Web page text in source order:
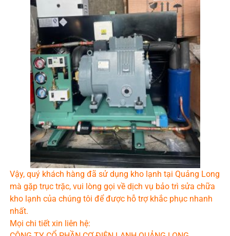
Vậy, quý khách hàng đã sử dụng kho lạnh tại Quảng Long
mà gặp trục trặc, vui lòng gọi về dịch vụ bảo trì sửa chữa
kho lạnh của chúng tôi để được hỗ trợ khắc phục nhanh
nhất.
Mọi chi tiết xin liên hệ: